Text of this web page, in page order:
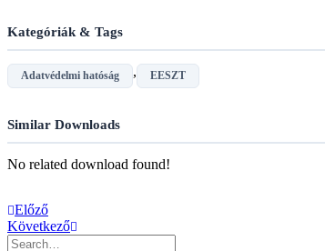
Kategóriák & Tags
Adatvédelmi hatóság , EESZT
Similar Downloads
No related download found!
Előző
Következő